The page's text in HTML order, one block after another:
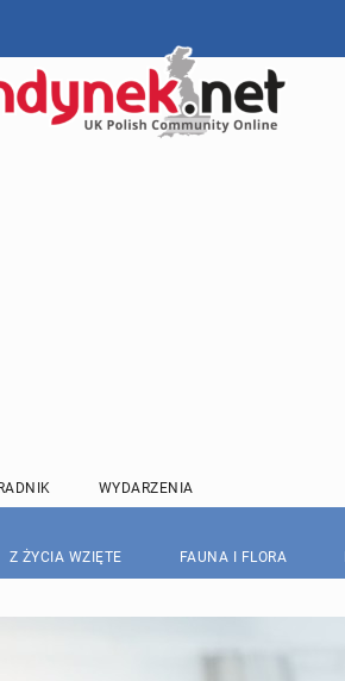
WYDARZENIA
Z ŻYCIA WZIĘTE FAUNA I FLORA